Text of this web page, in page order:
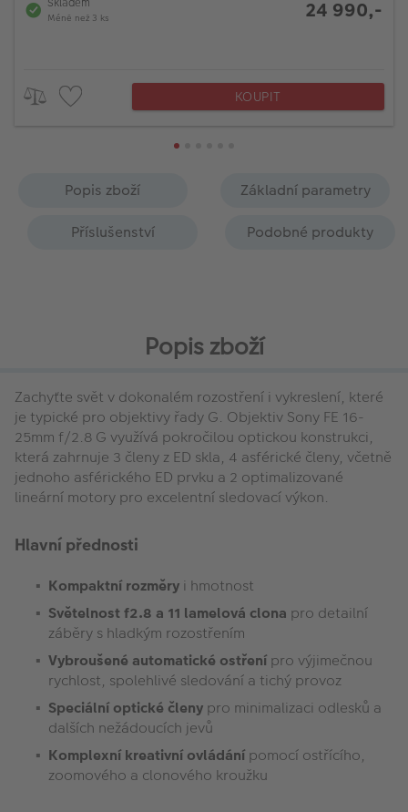
Skladem
Méně než 3 ks 24 990,-
KOUPIT
Popis zboží
Základní parametry
Příslušenství
Podobné produkty
Popis zboží
Zachyťte svět v dokonalém rozostření i vykreslení, které
je typické pro objektivy řady G. Objektiv Sony FE 16-
25mm f/2.8 G využívá pokročilou optickou konstrukci,
která zahrnuje 3 členy z ED skla, 4 asférické členy, včetně
jednoho asférického ED prvku a 2 optimalizované
lineární motory pro excelentní sledovací výkon.
Hlavní přednosti
Kompaktní rozměry i hmotnost
Světelnost f2.8 a 11 lamelová clona pro detailní
záběry s hladkým rozostřením
Vybroušené automatické ostření pro výjimečnou
rychlost, spolehlivé sledování a tichý provoz
Speciální optické členy pro minimalizaci odlesků a
dalších nežádoucích jevů
Komplexní kreativní ovládání pomocí ostřícího,
zoomového a clonového kroužku